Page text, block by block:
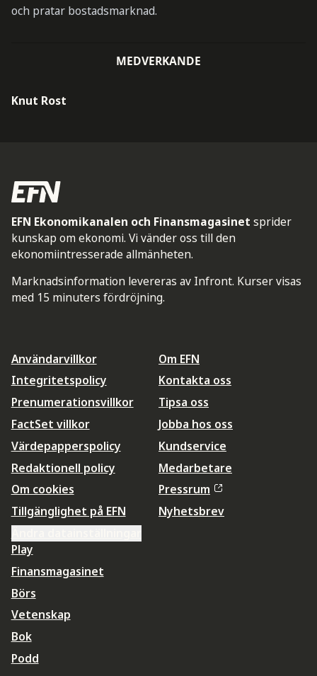
och pratar bostadsmarknad.
MEDVERKANDE
Knut Rost
EFN Ekonomikanalen och Finansmagasinet sprider
kunskap om ekonomi. Vi vänder oss till den
ekonomiintresserade allmänheten.
Marknadsinformation levereras av Infront. Kurser visas
med 15 minuters fördröjning.
Användarvillkor
Integritetspolicy
Prenumerationsvillkor
FactSet villkor
Värdepapperspolicy
Redaktionell policy
Om cookies
Tillgänglighet på EFN
Om EFN
Kontakta oss
Tipsa oss
Jobba hos oss
Kundservice
Medarbetare
Pressrum
Nyhetsbrev
Play
Finansmagasinet
Börs
Vetenskap
Bok
Podd